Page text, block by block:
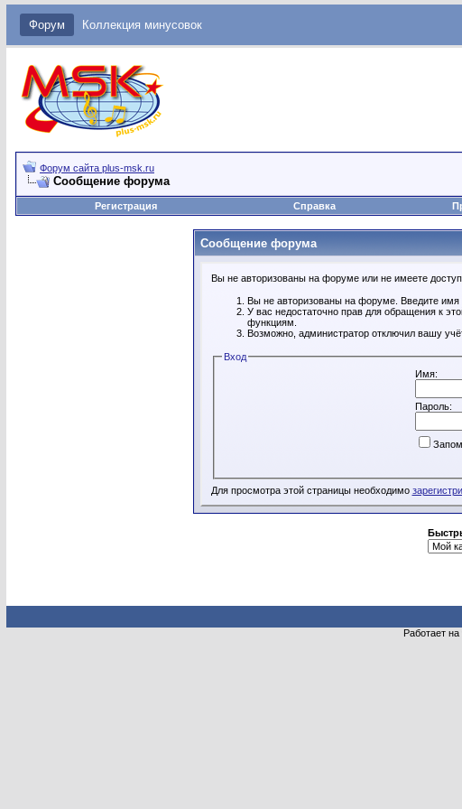
Форум Коллекция минусовок
Форум сайта plus-msk.ru
Сообщение форума
Регистрация
Справка
Сообщение форума
Вы не авторизованы на форуме или не имеете
Вы не авторизованы на форуме. Введите имя
У вас недостаточно прав для обращения к
функциям.
Возможно, администратор отключил вашу
Вход
Имя:
Пароль:
Для просмотра этой страницы необходимо
Работает